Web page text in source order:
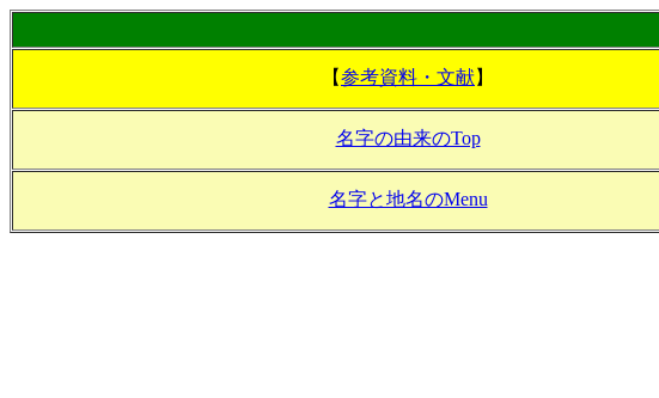
【参考資料・文献】
名字の由来のTop
名字と地名のMenu